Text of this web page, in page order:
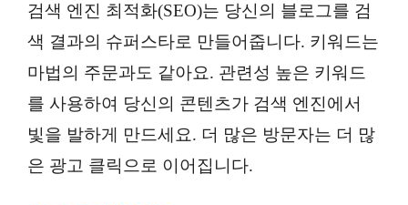
검색 엔진 최적화(SEO)는 당신의 블로그를 검
색 결과의 슈퍼스타로 만들어줍니다. 키워드는
마법의 주문과도 같아요. 관련성 높은 키워드
를 사용하여 당신의 콘텐츠가 검색 엔진에서
빛을 발하게 만드세요. 더 많은 방문자는 더 많
은 광고 클릭으로 이어집니다.